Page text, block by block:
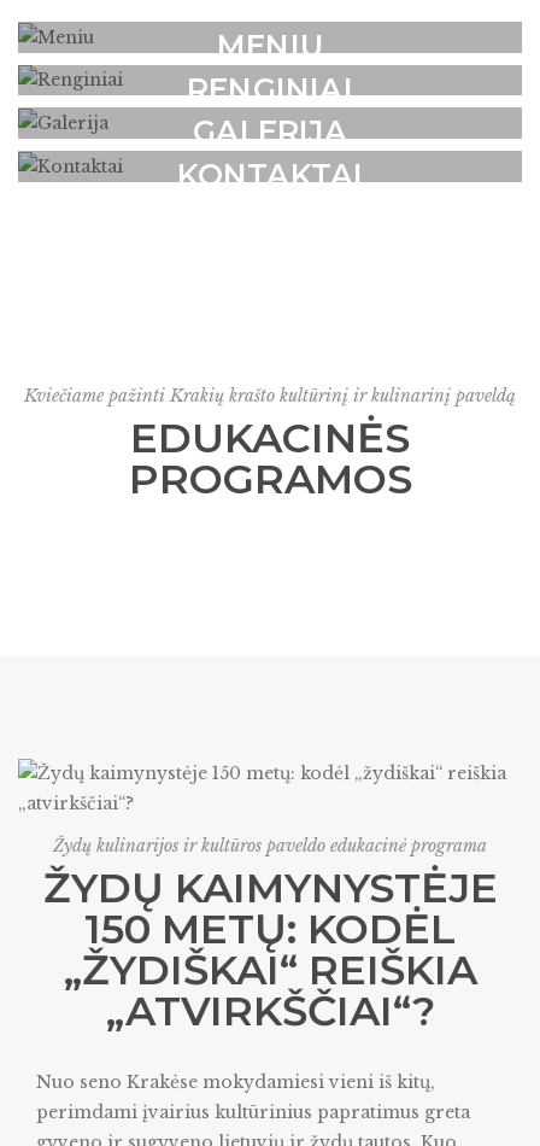
MENIU
RENGINIAI
GALERIJA
KONTAKTAI
EDUKACINĖS
PROGRAMOS
Kviečiame pažinti Krakių krašto kultūrinį ir kulinarinį paveldą
ŽYDŲ KAIMYNYSTĖJE
150 METŲ: KODĖL
„ŽYDIŠKAI“ REIŠKIA
„ATVIRKŠČIAI“?
Žydų kulinarijos ir kultūros paveldo edukacinė programa
Nuo seno Krakėse mokydamiesi vieni iš kitų,
perimdami įvairius kultūrinius papratimus greta